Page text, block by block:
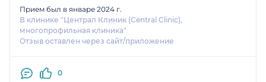
Прием был в январе 2024 г.
В клинике "Централ Клиник (Central Clinic),
многопрофильная клиника"
Отзыв оставлен через сайт/приложение
0